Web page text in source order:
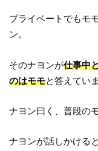
プライベートでもモ
ン。
そのナヨンが仕事中
のはモモと答えてい
ナヨン曰く、普段の
ナヨンが話しかける